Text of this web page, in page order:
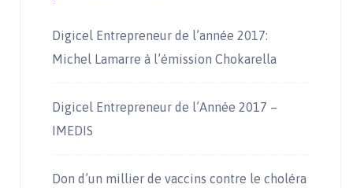
Digicel Entrepreneur de l’année 2017:
Michel Lamarre à l’émission Chokarella
Digicel Entrepreneur de l’Année 2017 –
IMEDIS
Don d’un millier de vaccins contre le choléra